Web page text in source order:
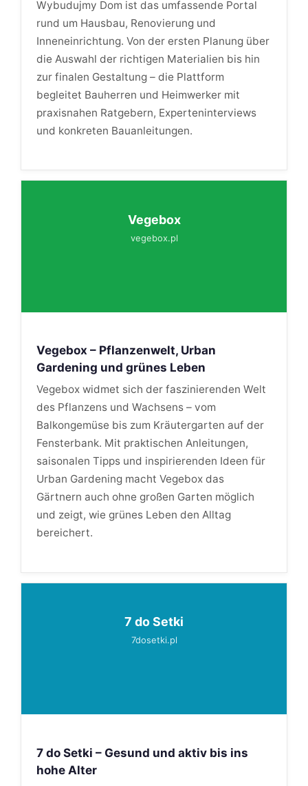
Wybudujmy Dom ist das umfassende Portal
rund um Hausbau, Renovierung und
Inneneinrichtung. Von der ersten Planung über
die Auswahl der richtigen Materialien bis hin
zur finalen Gestaltung – die Plattform
begleitet Bauherren und Heimwerker mit
praxisnahen Ratgebern, Experteninterviews
und konkreten Bauanleitungen.
Vegebox
vegebox.pl
Vegebox – Pflanzenwelt, Urban
Gardening und grünes Leben
Vegebox widmet sich der faszinierenden Welt
des Pflanzens und Wachsens – vom
Balkongemüse bis zum Kräutergarten auf der
Fensterbank. Mit praktischen Anleitungen,
saisonalen Tipps und inspirierenden Ideen für
Urban Gardening macht Vegebox das
Gärtnern auch ohne großen Garten möglich
und zeigt, wie grünes Leben den Alltag
bereichert.
7 do Setki
7dosetki.pl
7 do Setki – Gesund und aktiv bis ins
hohe Alter